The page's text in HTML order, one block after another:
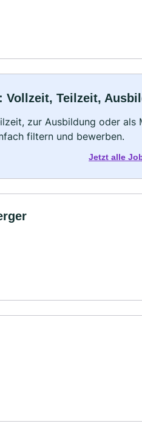
Vollzeit, Teilzeit,
zur Ausbildung oder als
filtern und bewerben.
Jetzt alle